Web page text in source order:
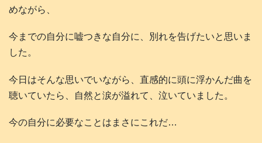
めながら、
今までの自分に嘘つきな自分に、別れを告げたいと思いま
した。
今日はそんな思いでいながら、直感的に頭に浮かんだ曲を
聴いていたら、自然と涙が溢れて、泣いていました。
今の自分に必要なことはまさにこれだ…